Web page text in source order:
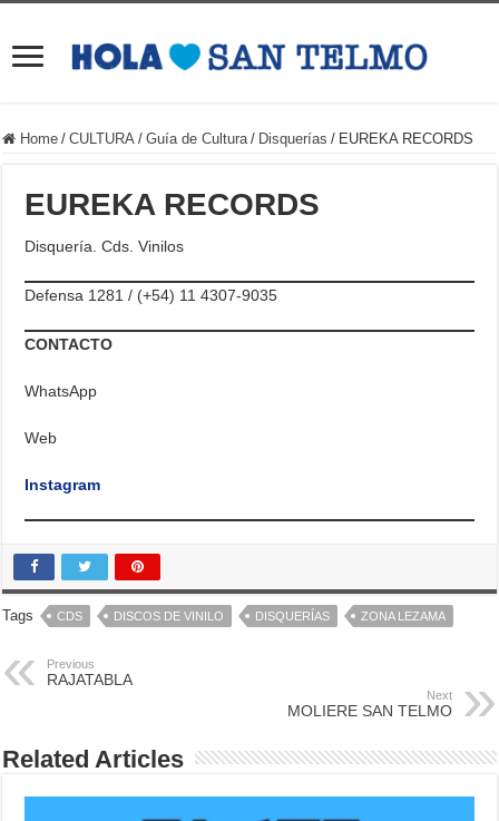
Home / CULTURA / Guía de Cultura / Disquerías / EUREKA RECORDS
EUREKA RECORDS
Disquería. Cds. Vinilos
Defensa 1281 / (+54) 11 4307-9035
CONTACTO
WhatsApp
Web
Instagram
Tags CDS DISCOS DE VINILO DISQUERÍAS ZONA LEZAMA
Previous
RAJATABLA
Next
MOLIERE SAN TELMO
Related Articles